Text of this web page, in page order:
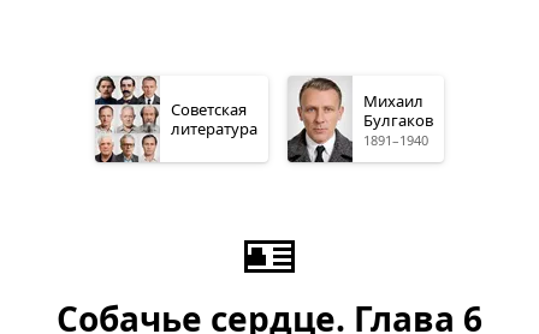
Советская
литература
Михаил
Булгаков
1891–1940
🪪
Собачье сердце. Глава 6